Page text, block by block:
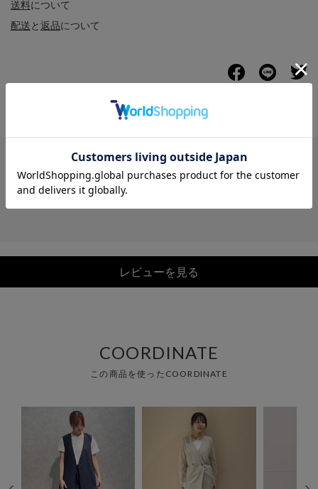
送料について
配送と返品について
レビュー
レビューを見る
COORDINATE
この商品を使ったCOORDINATE